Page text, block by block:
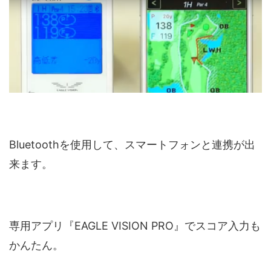
Bluetoothを使用して、スマートフォンと連携が出
来ます。
専用アプリ『EAGLE VISION PRO』でスコア入力も
かんたん。